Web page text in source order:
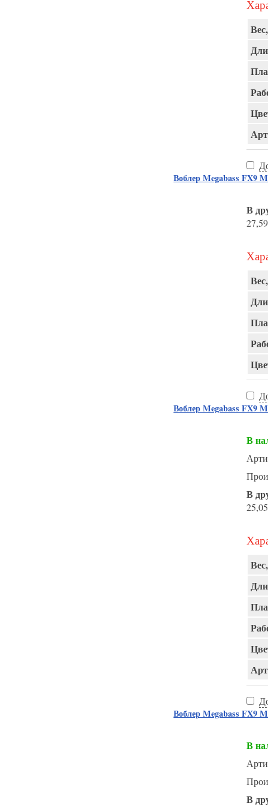
Воблер Megabass FX9
В
Воблер Megabass FX9
В
В
Воблер Megabass FX9
В
В